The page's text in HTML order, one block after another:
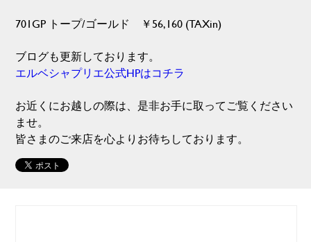
701GP トープ/ゴールド ￥56,160 (TAXin)
ブログも更新しております。
エルベシャプリエ公式HPはコチラ
お近くにお越しの際は、是非お手に取ってご覧ください
ませ。
皆さまのご来店を心よりお待ちしております。